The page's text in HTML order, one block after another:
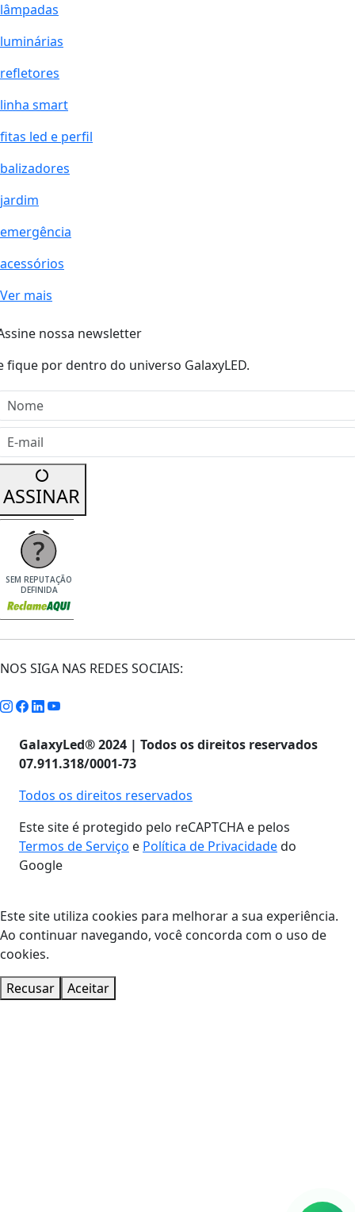
lâmpadas
luminárias
refletores
linha smart
fitas led e perfil
balizadores
jardim
emergência
acessórios
Ver mais
nossa newsletter
fique por dentro do universo GalaxyLED.
mail
ASSINAR
SEM REPUTAÇÃO
DEFINIDA
NOS SIGA NAS REDES SOCIAIS:
GalaxyLed® 2024 | Todos os direitos reservados
07.911.318/0001-73
Todos os direitos reservados
Este site é protegido pelo reCAPTCHA e pelos
Termos de Serviço e Política de Privacidadedo
Google
Este site utiliza cookies para melhorar a sua experiência.
Ao continuar navegando, você concorda com o uso de
cookies.
Recusar
Aceitar